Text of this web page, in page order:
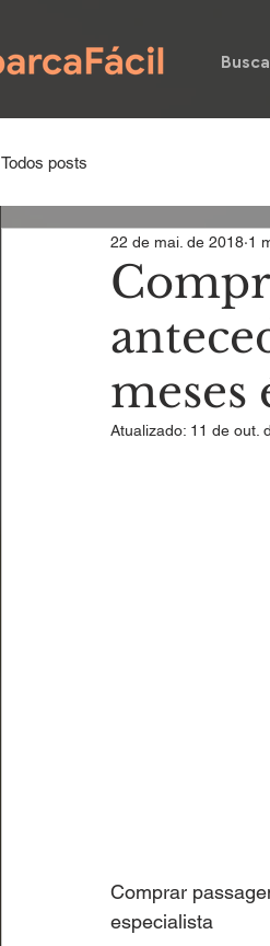
Todos posts
meses
22 de mai. de 2018 1
Atualizado: 11 de out.
Comprar
especialista